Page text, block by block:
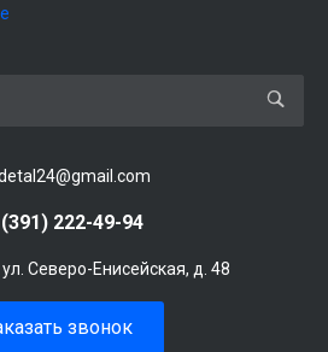
222-49-94
Северо-Енисейская, д. 48
звонок